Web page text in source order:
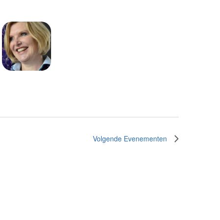
Volgende Evenementen